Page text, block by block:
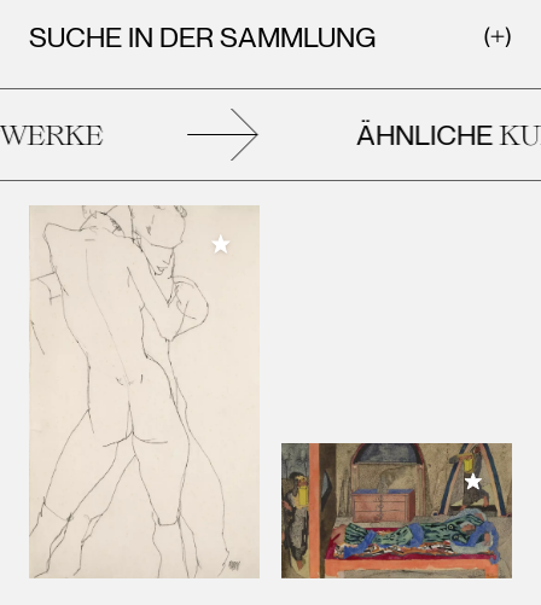
SUCHE IN DER SAMMLUNG
ÄHNLICHE
Meiner Sammlung hinzufügen
Meiner